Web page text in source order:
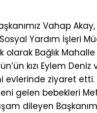
Vahap
Yardım İşleri
olarak Bağlık Mahalle
kızı Eylem Deniz
evlerinde ziyaret
gelen bebekleri
dileyen